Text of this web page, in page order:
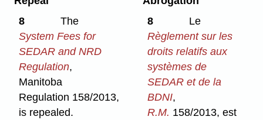
8
The
System Fees for
SEDAR and NRD
Regulation,
Manitoba
Regulation 158/2013,
is repealed.
8
Le
Règlement sur les
droits relatifs aux
systèmes de
SEDAR et de la
BDNI,
R.M. 158/2013, est